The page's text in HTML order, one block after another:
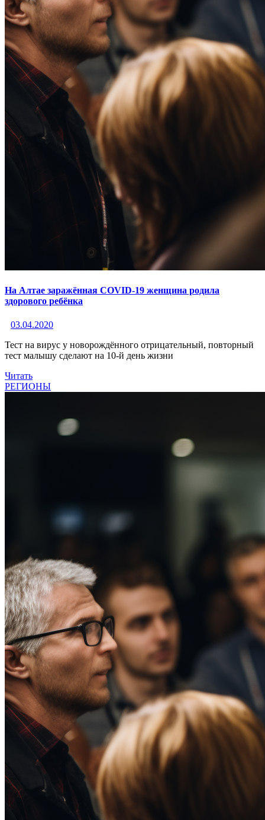
На Алтае заражённая COVID-19 женщина родила
здорового ребёнка
03.04.2020
Тест на вирус у новорождённого отрицательный, повторный
тест малышу сделают на 10-й день жизни
Читать
РЕГИОНЫ